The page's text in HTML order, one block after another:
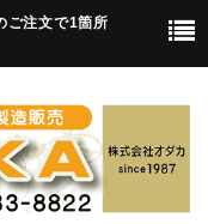
ご注文で1箇所